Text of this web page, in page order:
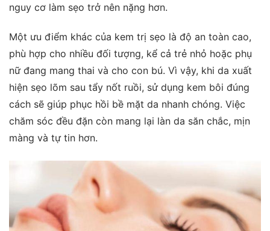
nguy cơ làm sẹo trở nên nặng hơn.
Một ưu điểm khác của kem trị sẹo là độ an toàn cao,
phù hợp cho nhiều đối tượng, kể cả trẻ nhỏ hoặc phụ
nữ đang mang thai và cho con bú. Vì vậy, khi da xuất
hiện sẹo lõm sau tẩy nốt ruồi, sử dụng kem bôi đúng
cách sẽ giúp phục hồi bề mặt da nhanh chóng. Việc
chăm sóc đều đặn còn mang lại làn da săn chắc, mịn
màng và tự tin hơn.